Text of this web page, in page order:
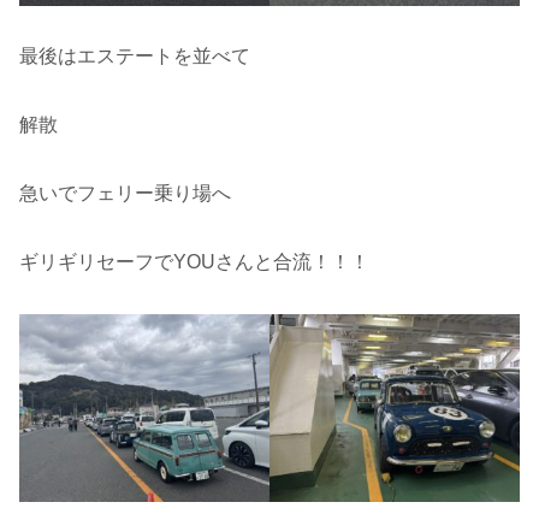
最後はエステートを並べて
解散
急いでフェリー乗り場へ
ギリギリセーフでYOUさんと合流！！！